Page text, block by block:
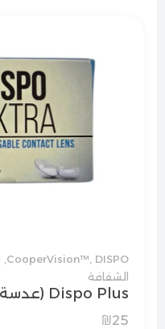
CooperVision™ DISPO
الشفافة
Dispo Plus (عدسة واحدة)
₪25